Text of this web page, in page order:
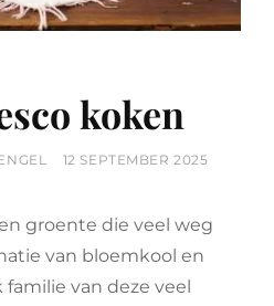
koken
POSTED
12 SEPTEMBER 2025
groente die veel weg
van bloemkool en
van deze veel